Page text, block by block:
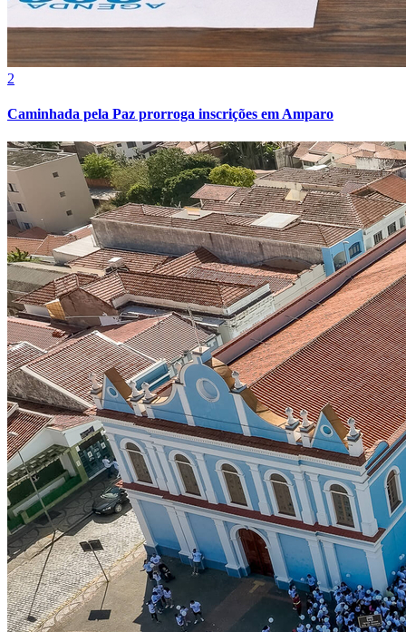
Botafogo
Grêmio
2
Caminhada pela Paz prorroga inscrições em Amparo